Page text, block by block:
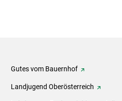
Gutes vom Bauernhof
Landjugend Oberösterreich